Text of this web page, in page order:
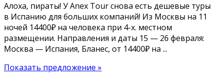
Алоха, пираты! У Anex Tour снова есть дешевые туры
в Испанию для больших компаний! Из Москвы на 11
ночей 14400₽ на человека при 4-х. местном
размещении. Направления и даты 15 — 26 февраля:
Москва — Испания, Бланес, от 14400₽ на ...
Показать предложение »